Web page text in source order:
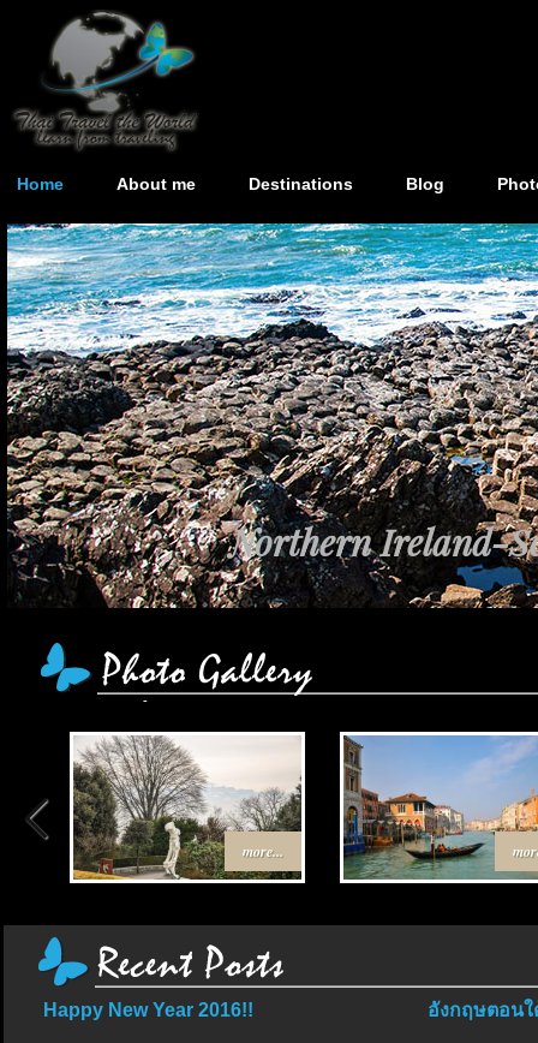
Home About me Destinations Blog
Northern Ireland-
more...
Happy New Year 2016!! อังกฤษตอนใ